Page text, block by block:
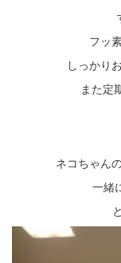
フッ
しっかり
また定
ネコちゃん
一緒